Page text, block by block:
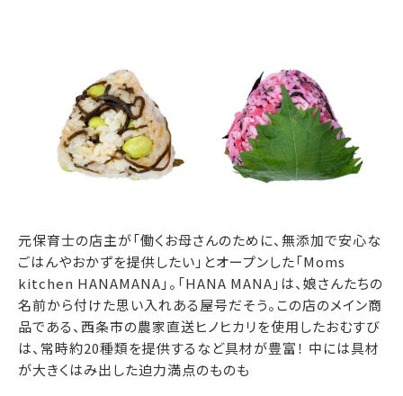
元保育士の店主が「働くお母さんのために、無添加で安心な
ごはんやおかずを提供したい」とオープンした「Moms
kitchen HANAMANA」。「HANA MANA」は、娘さんたちの
名前から付けた思い入れある屋号だそう。この店のメイン商
品である、西条市の農家直送ヒノヒカリを使用したおむすび
は、常時約20種類を提供するなど具材が豊富！ 中には具材
が大きくはみ出した迫力満点のものも